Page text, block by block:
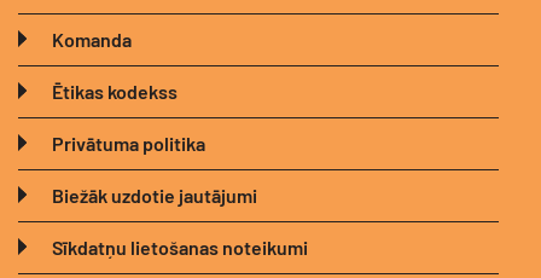
Komanda
Ētikas kodekss
Privātuma politika
Biežāk uzdotie jautājumi
Sīkdatņu lietošanas noteikumi